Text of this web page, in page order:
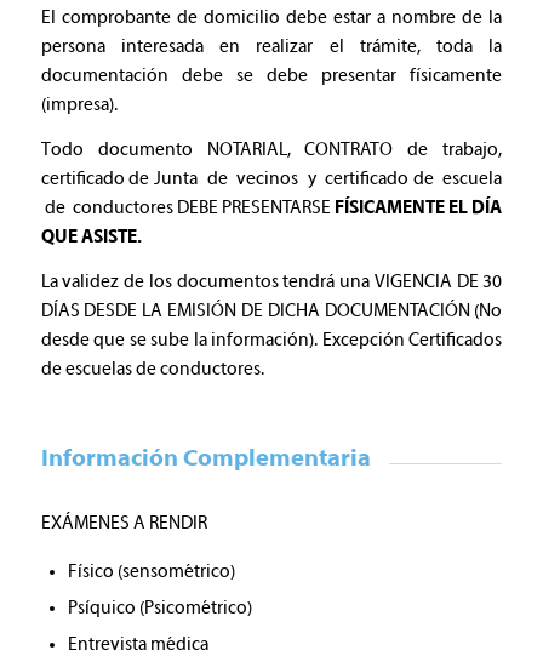
El comprobante de domicilio debe estar a nombre de la
persona interesada en realizar el trámite, toda la
documentación debe se debe presentar físicamente
(impresa).
Todo documento NOTARIAL, CONTRATO de trabajo,
certificado de Junta de vecinos y certificado de escuela
de conductores DEBE PRESENTARSE FÍSICAMENTE EL DÍA
QUE ASISTE.
La validez de los documentos tendrá una VIGENCIA DE 30
DÍAS DESDE LA EMISIÓN DE DICHA DOCUMENTACIÓN (No
desde que se sube la información). Excepción Certificados
de escuelas de conductores.
Información Complementaria
EXÁMENES A RENDIR
Físico (sensométrico)
Psíquico (Psicométrico)
Entrevista médica